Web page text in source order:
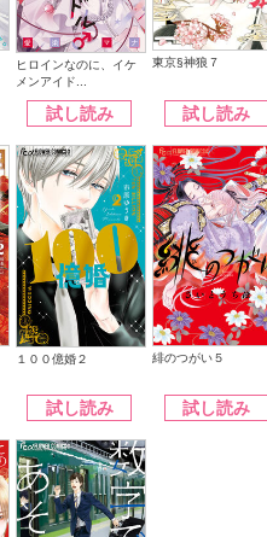
ヒロインなのに、イケ
メンアイド...
試し読み
東京§神狼７
試し読み
１００億婚２
試し読み
緋のつがい５
試し読み